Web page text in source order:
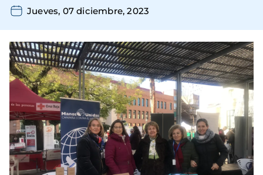
Jueves, 07 diciembre, 2023